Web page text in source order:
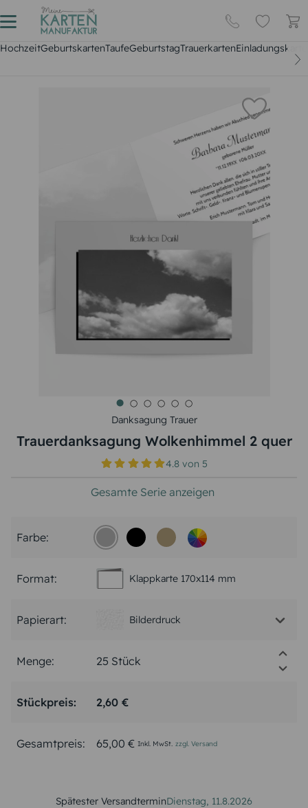
HochzeitGeburtskartenTaufeGeburtstagTrauerkarten
Danksagung Trauer
Trauerdanksagung Wolkenhimmel 2 quer
4.8 von5
Gesamte Serie anzeigen
Farbe:
Format: Klappkarte 170x114 mm
Papierart: Bilderdruck
Menge:
Stückpreis: 2,60 €
Gesamtpreis: 65,00 € Inkl. MwSt. zzgl. Versand
Spätester VersandterminDienstag, 11.8.2026